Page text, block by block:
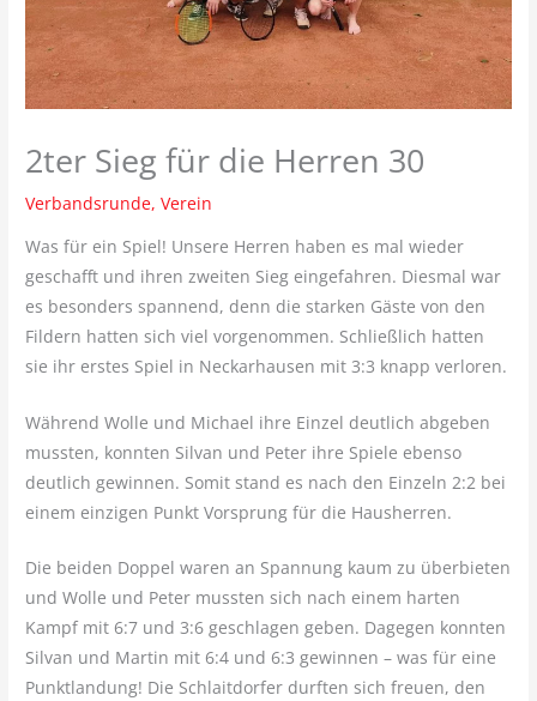
2ter Sieg für die Herren 30
Verbandsrunde,Verein
Was für ein Spiel! Unsere Herren haben es mal wieder
geschafft und ihren zweiten Sieg eingefahren. Diesmal war
es besonders spannend, denn die starken Gäste von den
Fildern hatten sich viel vorgenommen. Schließlich hatten
sie ihr erstes Spiel in Neckarhausen mit 3:3 knapp verloren.
Während Wolle und Michael ihre Einzel deutlich abgeben
mussten, konnten Silvan und Peter ihre Spiele ebenso
deutlich gewinnen. Somit stand es nach den Einzeln 2:2 bei
einem einzigen Punkt Vorsprung für die Hausherren.
Die beiden Doppel waren an Spannung kaum zu überbieten
und Wolle und Peter mussten sich nach einem harten
Kampf mit 6:7 und 3:6 geschlagen geben. Dagegen konnten
Silvan und Martin mit 6:4 und 6:3 gewinnen – was für eine
Punktlandung! Die Schlaitdorfer durften sich freuen, den